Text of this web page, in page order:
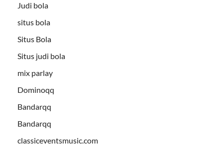
Judi bola
situs bola
Situs Bola
Situs judi bola
mix parlay
Dominoqq
Bandarqq
Bandarqq
classiceventsmusic.com